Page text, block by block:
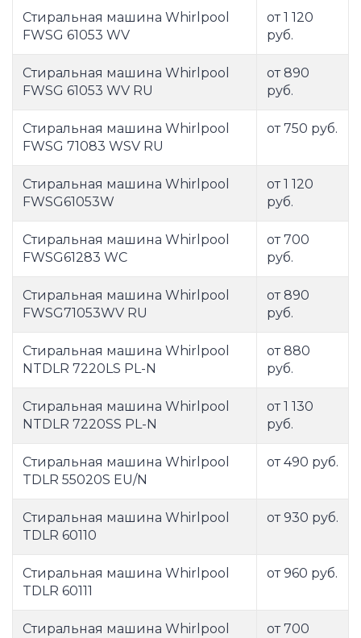
Стиральная машина Whirlpool
FWSG 61053 WV
от 1 120
руб.
Стиральная машина Whirlpool
FWSG 61053 WV RU
от 890
руб.
Стиральная машина Whirlpool
FWSG 71083 WSV RU
от 750 руб.
Стиральная машина Whirlpool
FWSG61053W
от 1 120
руб.
Стиральная машина Whirlpool
FWSG61283 WC
от 700
руб.
Стиральная машина Whirlpool
FWSG71053WV RU
от 890
руб.
Стиральная машина Whirlpool
NTDLR 7220LS PL-N
от 880
руб.
Стиральная машина Whirlpool
NTDLR 7220SS PL-N
от 1 130
руб.
Стиральная машина Whirlpool
TDLR 55020S EU/N
от 490 руб.
Стиральная машина Whirlpool
TDLR 60110
от 930 руб.
Стиральная машина Whirlpool
TDLR 60111
от 960 руб.
Стиральная машина Whirlpool
от 700